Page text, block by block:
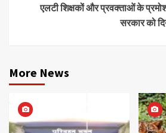
एलटी शिक्षकों और प्रवक्ताओं के
सरकार को
More News